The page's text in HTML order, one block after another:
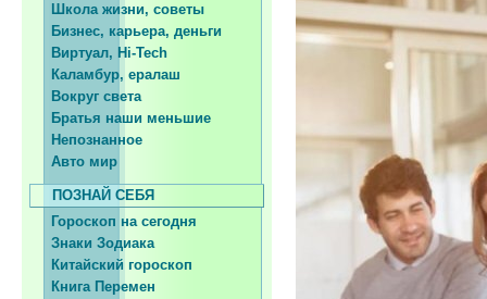
Школа жизни, советы
Бизнес, карьера, деньги
Виртуал, Hi-Tech
Каламбур, ералаш
Вокруг света
Братья наши меньшие
Непознанное
Авто мир
ПОЗНАЙ СЕБЯ
Гороскоп на сегодня
Знаки Зодиака
Китайский гороскоп
Книга Перемен